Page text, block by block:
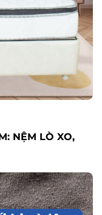
NỆM LÒ XO,